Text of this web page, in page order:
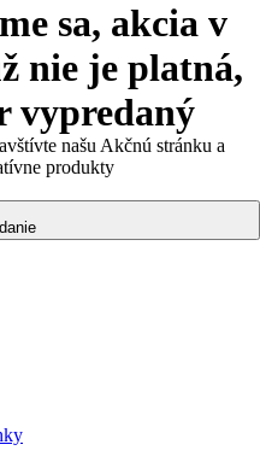
sa, akcia v
nie je platná,
vypredaný
našu Akčnú stránku a
produkty